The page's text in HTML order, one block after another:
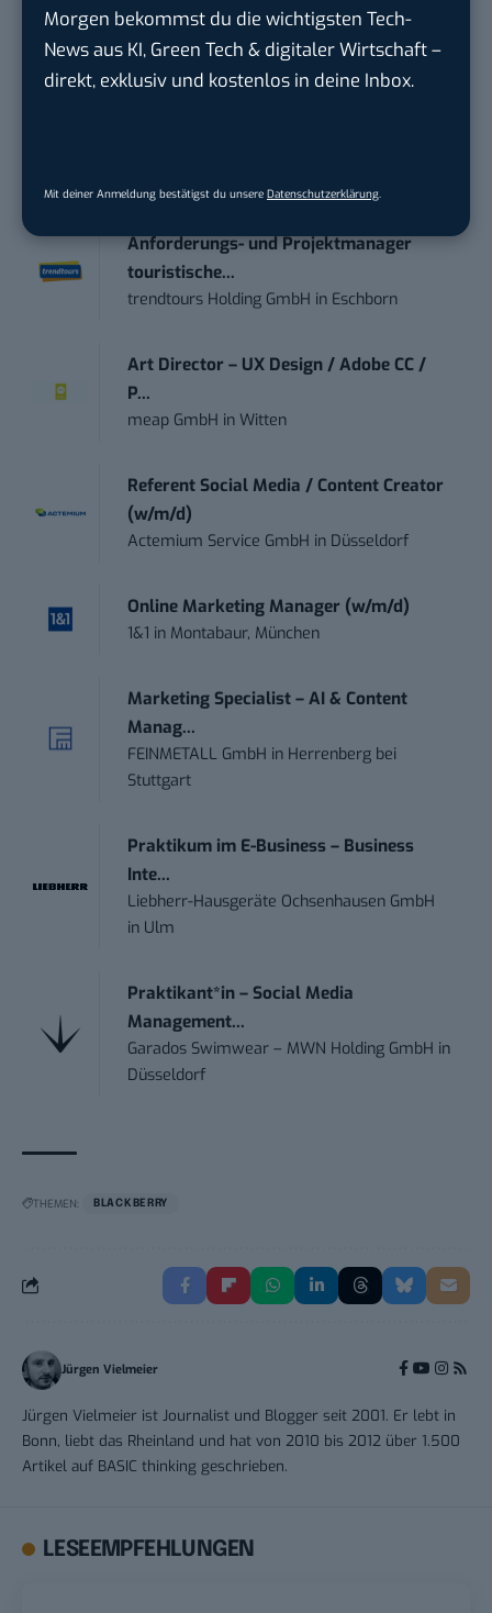
Morgen bekommst du die wichtigsten Tech-
News aus KI, Green Tech & digitaler Wirtschaft –
direkt, exklusiv und kostenlos in deine Inbox.
Mit deiner Anmeldung bestätigst du unsere Datenschutzerklärung
kostenlos anmelden.
STELLENANZEIGEN
Anforderungs- und Projektmanager
touristische...
trendtours Holding GmbH in Eschborn
Art Director – UX Design / Adobe CC /
P...
meap GmbH inWitten
Referent Social Media / Content Creator
(w/m/d)
Actemium Service GmbH in Düsseldorf
Online Marketing Manager (w/m/d)
1&1 in Montabaur, München
Marketing Specialist – AI & Content
Manag...
FEINMETALL GmbH in Herrenberg bei
Stuttgart
Praktikum im E-Business – Business
Inte...
Liebherr-Hausgeräte Ochsenhausen GmbH
in Ulm
Praktikant*in – Social Media
Management...
Garados Swimwear – MWN Holding GmbH in
Düsseldorf
THEMEN: BLACKBERRY
Jürgen Vielmeier
Jürgen Vielmeier ist Journalist und Blogger seit 2001. Er lebt in
Bonn, liebt das Rheinland und hat von 2010 bis 2012 über 1.500
Artikel auf BASIC thinking geschrieben.
LESEEMPFEHLUNGEN